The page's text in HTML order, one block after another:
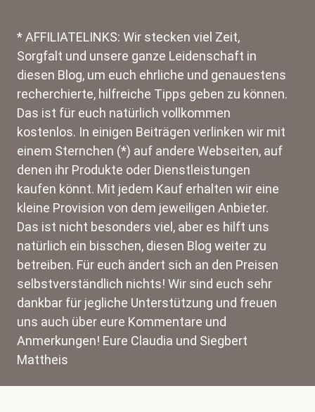
* AFFILIATELINKS: Wir stecken viel Zeit,
Sorgfalt und unsere ganze Leidenschaft in
diesen Blog, um euch ehrliche und genauestens
recherchierte, hilfreiche Tipps geben zu können.
Das ist für euch natürlich vollkommen
kostenlos. In einigen Beiträgen verlinken wir mit
einem Sternchen (*) auf andere Webseiten, auf
denen ihr Produkte oder Dienstleistungen
kaufen könnt. Mit jedem Kauf erhalten wir eine
kleine Provision von dem jeweiligen Anbieter.
Das ist nicht besonders viel, aber es hilft uns
natürlich ein bisschen, diesen Blog weiter zu
betreiben. Für euch ändert sich an den Preisen
selbstverständlich nichts! Wir sind euch sehr
dankbar für jegliche Unterstützung und freuen
uns auch über eure Kommentare und
Anmerkungen! Eure Claudia und Siegbert
Mattheis